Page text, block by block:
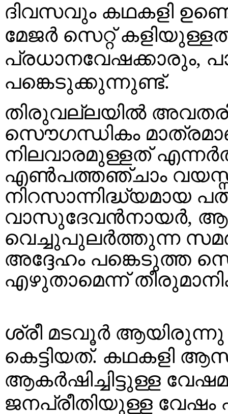
ദിവസവും കഥകളി
മേജർ സെറ്റ്
പ്രധാനവേഷക്കാരും,
പങ്കെടുക്കുന്നുണ്ട്.
തിരുവല്ലയിൽ
സൌഗന്ധികം
നിലവാരമുള്ളത്
എണ്‍പത്തഞ്ചാം
നിറസാന്നിദ്ധ്യമായ
വാസുദേവൻനായർ,
വെച്ചുപുലർത്തുന്ന
അദ്ദേഹം പങ്കെടുത്ത
എഴുതാമെന്ന്
ശ്രീ മടവൂർ
കെട്ടിയത്. കഥകളി
ആകർഷിച്ചിട്ടുള്ള
ജനപ്രീതിയുള്ള വേഷം